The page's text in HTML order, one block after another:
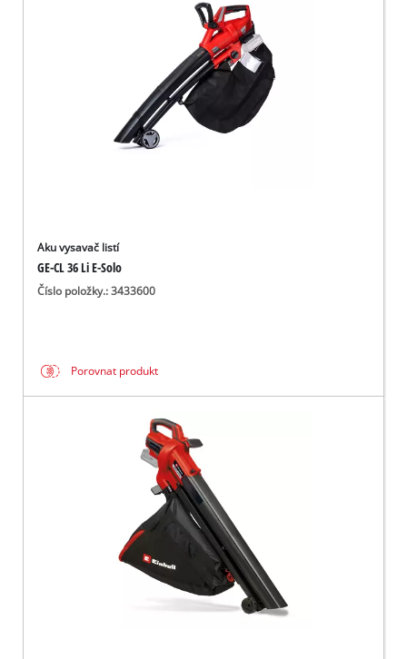
Aku vysavač listí
GE-CL 36 Li E-Solo
Číslo položky.: 3433600
Porovnat produkt